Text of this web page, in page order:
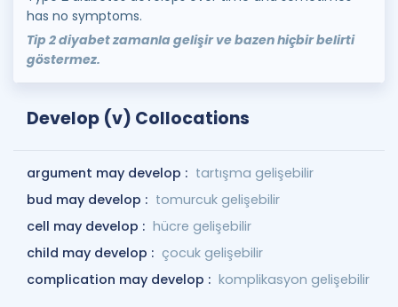
has no symptoms.
Tip 2 diyabet zamanla gelişir ve bazen hiçbir belirti
göstermez.
Develop (v) Collocations
argument may develop : tartışma gelişebilir
bud may develop : tomurcuk gelişebilir
cell may develop : hücre gelişebilir
child may develop : çocuk gelişebilir
complication may develop : komplikasyon gelişebilir